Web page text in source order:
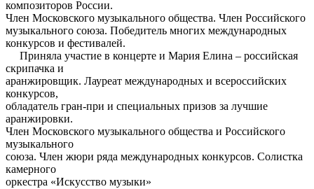
композиторов России.
Член Московского музыкального общества. Член Российского
музыкального союза. Победитель многих международных
конкурсов и фестивалей.
Приняла участие в концерте и Мария Елина – российская
скрипачка и
аранжировщик. Лауреат международных и всероссийских
конкурсов,
обладатель гран-при и специальных призов за лучшие
аранжировки.
Член Московского музыкального общества и Российского
музыкального
союза. Член жюри ряда международных конкурсов. Солистка
камерного
оркестра «Искусство музыки»